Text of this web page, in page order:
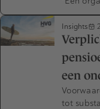
Insights
een
tot